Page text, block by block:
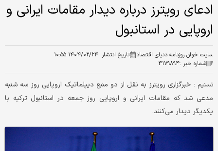
ادعای رویترز درباره دیدار مقامات ایرانی و
اروپایی در استانبول
سایت خوان روزنامه دنیای اقتصاد تاریخ انتشار :۱۴۰۴/۰۲/۲۴ ۱۰:۵۵
شماره خبر :۴۱۷۹۸۹۴
تسنیم : خبرگزاری رویترز به نقل از دو منبع دیپلماتیک اروپایی روز سه شنبه
مدعی شد که مقامات ایرانی و اروپایی روز جمعه در استانبول ترکیه با
یکدیگر دیدار می‌کنند.